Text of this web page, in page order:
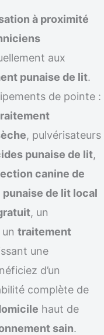
à proximité
aux
punaise de lit.
de pointe :
, pulvérisateurs
punaise de lit,
canine de
de lit local
, un
traitement
une
d’un
complète de
haut de
sain.